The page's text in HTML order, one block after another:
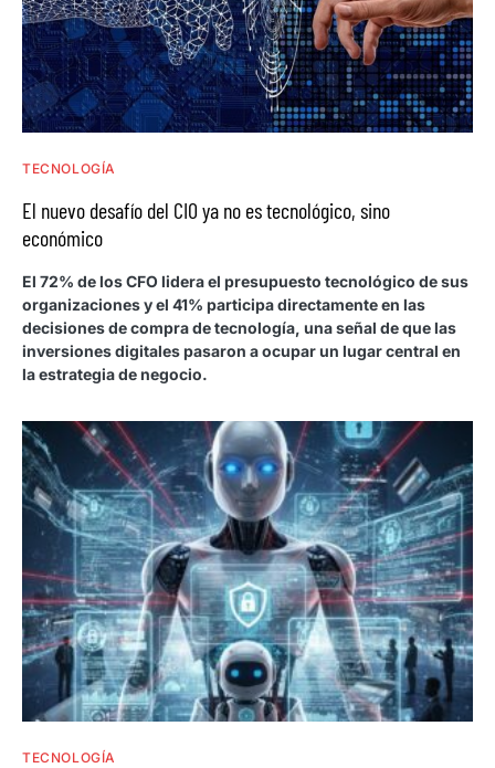
TECNOLOGÍA
El nuevo desafío del CIO ya no es tecnológico, sino
económico
El 72% de los CFO lidera el presupuesto tecnológico de sus
organizaciones y el 41% participa directamente en las
decisiones de compra de tecnología, una señal de que las
inversiones digitales pasaron a ocupar un lugar central en
la estrategia de negocio.
TECNOLOGÍA